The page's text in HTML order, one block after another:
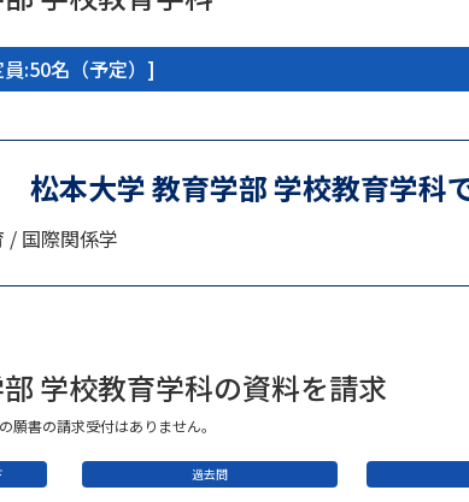
進
新
オ
:50名（予定）]
松本大学 教育学部 学校教育学科
/ 国際関係学
学校教育学科の資料を請求
願書の請求受付はありません。
過去問